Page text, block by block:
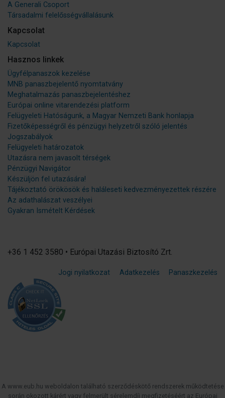
A Generali Csoport
Társadalmi felelősségvállalásunk
Kapcsolat
Kapcsolat
Hasznos linkek
Ügyfélpanaszok kezelése
MNB panaszbejelentő nyomtatvány
Meghatalmazás panaszbejelentéshez
Európai online vitarendezési platform
Felügyeleti Hatóságunk, a Magyar Nemzeti Bank honlapja
Fizetőképességről és pénzügyi helyzetről szóló jelentés
Jogszabályok
Felügyeleti határozatok
Utazásra nem javasolt térségek
Pénzügyi Navigátor
Készüljön fel utazására!
Tájékoztató örökösök és haláleseti kedvezményezettek részére
Az adathalászat veszélyei
Gyakran Ismételt Kérdések
+36 1 452 3580 • Európai Utazási Biztosító Zrt.
Jogi nyilatkozat Adatkezelés Panaszkezelés
A www.eub.hu weboldalon található szerződéskötő rendszerek működtetése
során okozott kárért vagy felmerült sérelemdíj megfizetéséért az Európai